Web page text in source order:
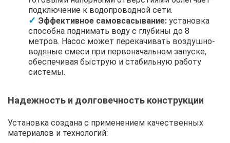
подключение к водопроводной сети.
Эффективное самовсасывание: установка
способна поднимать воду с глубины до 8
метров. Насос может перекачивать воздушно-
водяные смеси при первоначальном запуске,
обеспечивая быструю и стабильную работу
системы.
Надежность и долговечность конструкции
Установка создана с применением качественных
материалов и технологий: